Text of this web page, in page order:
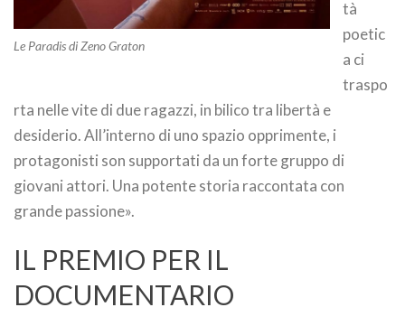
Le Paradis di Zeno Graton
tà
poetic
a ci
traspo
rta nelle vite di due ragazzi, in bilico tra libertà e
desiderio. All’interno di uno spazio opprimente, i
protagonisti son supportati da un forte gruppo di
giovani attori. Una potente storia raccontata con
grande passione».
IL PREMIO PER IL
DOCUMENTARIO